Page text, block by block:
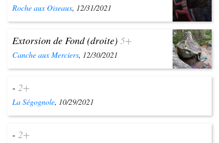
Roche aux Oiseaux, 12/31/2021
Extorsion de Fond (droite) 5+
Canche aux Merciers, 12/30/2021
- 2+
La Ségognole, 10/29/2021
- 2+